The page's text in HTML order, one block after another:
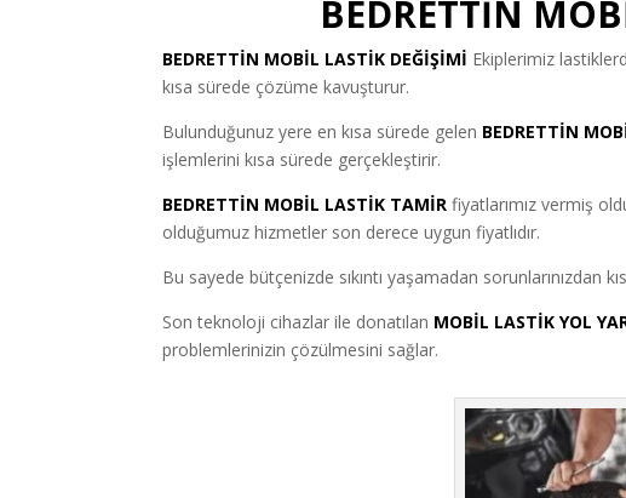
BEDRETTİN
BEDRETTİN MOBİL LASTİK DEĞİŞİMİ Ekiplerimiz
kısa sürede çözüme kavuşturur.
Bulunduğunuz yere en kısa sürede gelen BEDRETTİN
işlemlerini kısa sürede gerçekleştirir.
BEDRETTİN MOBİL LASTİK TAMİR fiyatlarımız vermiş
olduğumuz hizmetler son derece uygun fiyatlıdır.
Bu sayede bütçenizde sıkıntı yaşamadan sorunlarınızdan
Son teknoloji cihazlar ile donatılan MOBİL LASTİK YOL
problemlerinizin çözülmesini sağlar.